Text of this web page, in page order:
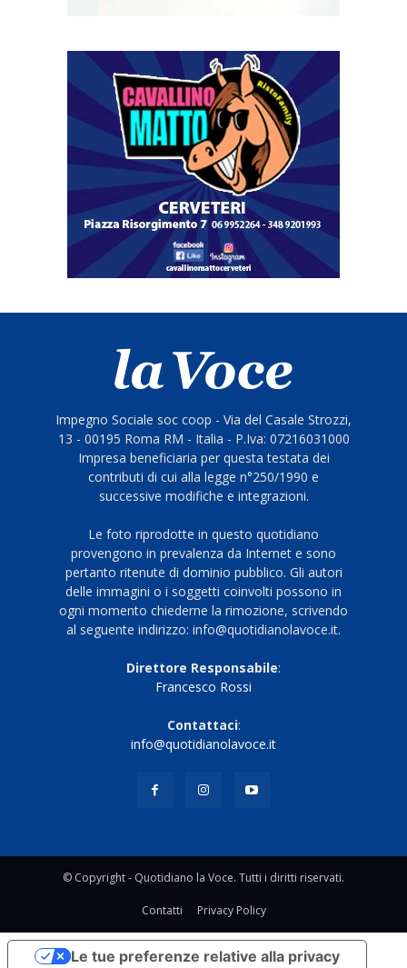
Impegno Sociale soc coop - Via del Casale Strozzi,
13 - 00195 Roma RM - Italia - P.Iva: 07216031000
Impresa beneficiaria per questa testata dei
contributi di cui alla legge n°250/1990 e
successive modifiche e integrazioni.
Le foto riprodotte in questo quotidiano
provengono in prevalenza da Internet e sono
pertanto ritenute di dominio pubblico. Gli autori
delle immagini o i soggetti coinvolti possono in
ogni momento chiederne la rimozione, scrivendo
al seguente indirizzo: info@quotidianolavoce.it.
Direttore Responsabile:
Francesco Rossi
Contattaci:
info@quotidianolavoce.it
© Copyright - Quotidiano la Voce. Tutti i diritti riservati.
Contatti Privacy Policy
Le tue preferenze relative alla privacy